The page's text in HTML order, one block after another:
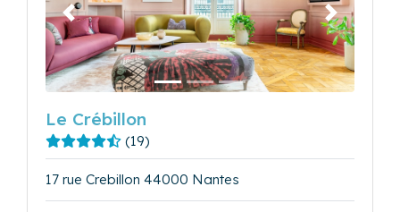
Précédent Suivant
Le Crébillon
(19)
17 rue Crebillon 44000 Nantes